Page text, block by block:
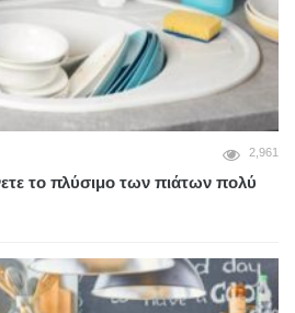
2,961
το πλύσιμο των πιάτων πολύ